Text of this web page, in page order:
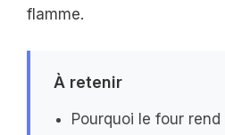
flamme.
À retenir
Pourquoi le four rend